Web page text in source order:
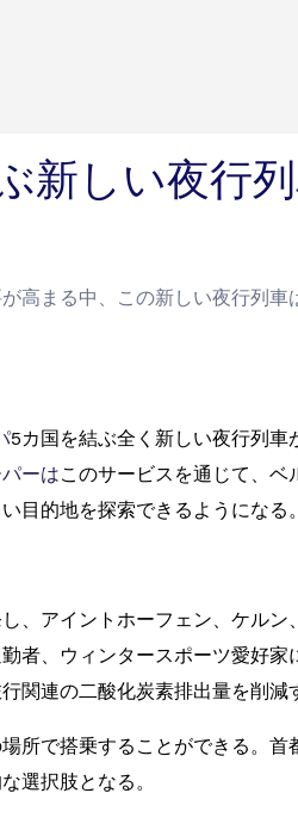
新しい夜行
高まる中、この新しい夜行列
5カ国を結ぶ全く新しい夜行列
ーはこのサービスを通じて、
目的地を探索できるようになる。
、アイントホーフェン、ケル
者、ウィンタースポーツ愛好
関連の二酸化炭素排出量を削減
所で搭乗することができる。
選択肢となる。